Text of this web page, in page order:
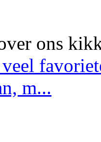
ons
m...